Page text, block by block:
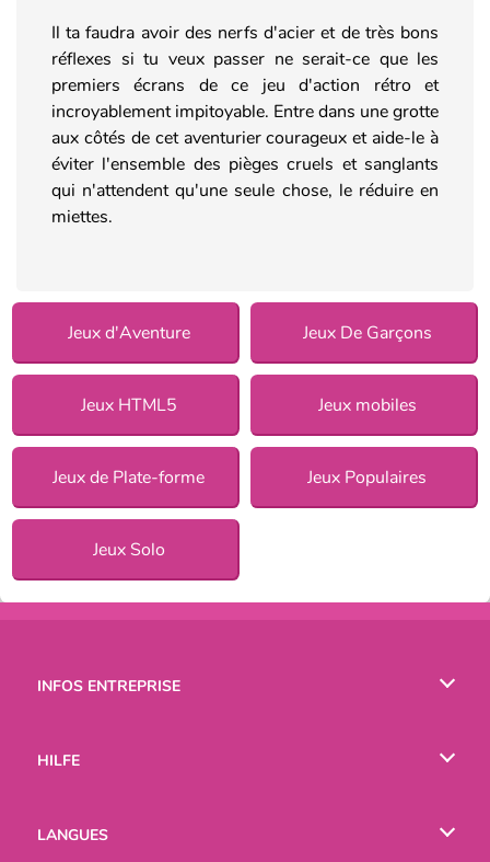
Il ta faudra avoir des nerfs d'acier et de très bons
réflexes si tu veux passer ne serait-ce que les
premiers écrans de ce jeu d'action rétro et
incroyablement impitoyable. Entre dans une grotte
aux côtés de cet aventurier courageux et aide-le à
éviter l'ensemble des pièges cruels et sanglants
qui n'attendent qu'une seule chose, le réduire en
miettes.
Jeux d'Aventure Jeux De Garçons
Jeux HTML5 Jeux mobiles
Jeux de Plate-forme Jeux Populaires
Jeux Solo
INFOS ENTREPRISE
HILFE
LANGUES